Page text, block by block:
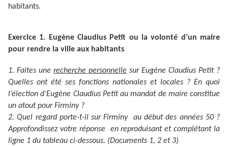
habitants.
Exercice 1. Eugène Claudius Petit ou la volonté d’un maire
pour rendre la ville aux habitants
1. Faites une recherche personnelle sur Eugène Claudius Petit ?
Quelles ont été ses fonctions nationales et locales ? En quoi
l’élection d’Eugène Claudius Petit au mandat de maire constitue
un atout pour Firminy ?
2. Quel regard porte-t-il sur Firminy au début des années 50 ?
Approfondissez votre réponse en reproduisant et complétant la
ligne 1 du tableau ci-dessous. (Documents 1, 2 et 3)